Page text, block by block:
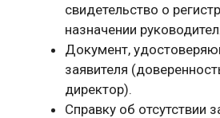
свидетельство о
назначении
Документ,
заявителя
директор).
Справку об отсутствии